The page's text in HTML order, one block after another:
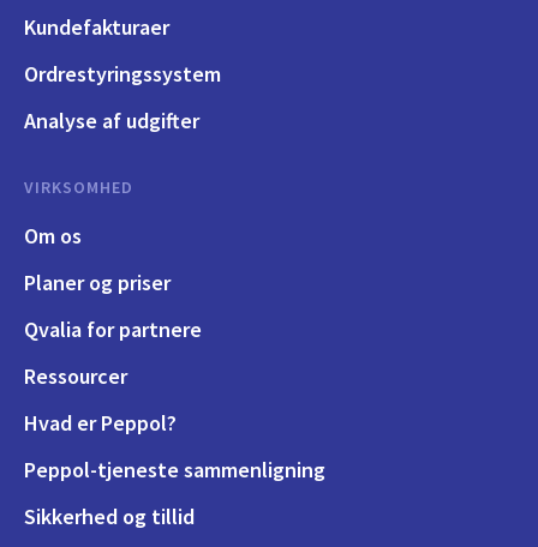
Kundefakturaer
Ordrestyringssystem
Analyse af udgifter
VIRKSOMHED
Om os
Planer og priser
Qvalia for partnere
Ressourcer
Hvad er Peppol?
Peppol-tjeneste sammenligning
Sikkerhed og tillid